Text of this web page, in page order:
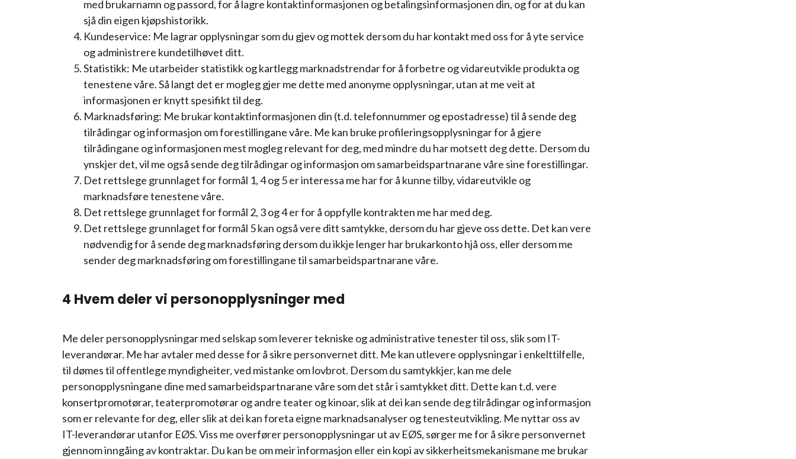
med brukarnamn og passord, for å lagre kontaktinformasjonen og betalingsinformasjonen din, og for at du kan
sjå din eigen kjøpshistorikk.
Kundeservice: Me lagrar opplysningar som du gjev og mottek dersom du har kontakt med oss for å yte service
og administrere kundetilhøvet ditt.
Statistikk: Me utarbeider statistikk og kartlegg marknadstrendar for å forbetre og vidareutvikle produkta og
tenestene våre. Så langt det er mogleg gjer me dette med anonyme opplysningar, utan at me veit at
informasjonen er knytt spesifikt til deg.
Marknadsføring: Me brukar kontaktinformasjonen din (t.d. telefonnummer og epostadresse) til å sende deg
tilrådingar og informasjon om forestillingane våre. Me kan bruke profileringsopplysningar for å gjere
tilrådingane og informasjonen mest mogleg relevant for deg, med mindre du har motsett deg dette. Dersom du
ynskjer det, vil me også sende deg tilrådingar og informasjon om samarbeidspartnarane våre sine forestillingar.
Det rettslege grunnlaget for formål 1, 4 og 5 er interessa me har for å kunne tilby, vidareutvikle og
marknadsføre tenestene våre.
Det rettslege grunnlaget for formål 2, 3 og 4 er for å oppfylle kontrakten me har med deg.
Det rettslege grunnlaget for formål 5 kan også vere ditt samtykke, dersom du har gjeve oss dette. Det kan vere
nødvendig for å sende deg marknadsføring dersom du ikkje lenger har brukarkonto hjå oss, eller dersom me
sender deg marknadsføring om forestillingane til samarbeidspartnarane våre.
4 Hvem deler vi personopplysninger med
Me deler personopplysningar med selskap som leverer tekniske og administrative tenester til oss, slik som IT-
leverandørar. Me har avtaler med desse for å sikre personvernet ditt. Me kan utlevere opplysningar i enkelttilfelle,
til dømes til offentlege myndigheiter, ved mistanke om lovbrot. Dersom du samtykkjer, kan me dele
personopplysningane dine med samarbeidspartnarane våre som det står i samtykket ditt. Dette kan t.d. vere
konsertpromotørar, teaterpromotørar og andre teater og kinoar, slik at dei kan sende deg tilrådingar og informasjon
som er relevante for deg, eller slik at dei kan foreta eigne marknadsanalyser og tenesteutvikling. Me nyttar oss av
IT-leverandørar utanfor EØS. Viss me overfører personopplysningar ut av EØS, sørger me for å sikre personvernet
gjennom inngåing av kontraktar. Du kan be om meir informasjon eller ein kopi av sikkerheitsmekanismane me brukar